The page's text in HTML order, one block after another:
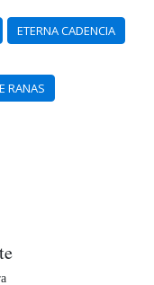
ETERNA CADENCIA
RANAS